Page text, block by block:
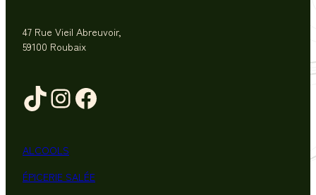
47 Rue Vieil Abreuvoir,
59100 Roubaix
TikTok InstagramFacebook
ALCOOLS
ÉPICERIE SALÉE